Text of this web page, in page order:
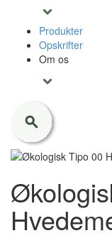
Produkter
Opskrifter
Om os